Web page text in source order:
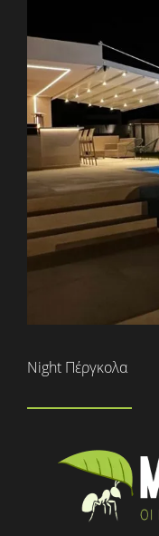
Night Πέργκολα